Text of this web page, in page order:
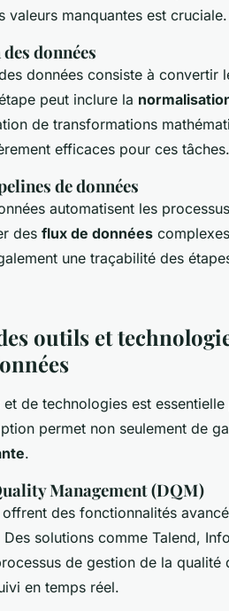
valeurs manquantes est cruciale.
données
données consiste à convertir
peut inclure la
de transformations
efficaces pour ces tâches.
de données
automatisent les
des flux de données
une traçabilité des
outils et
et de technologies est
permet non seulement de
.
Management (DQM)
des fonctionnalités
solutions comme Talend,
de gestion de la
en temps réel.